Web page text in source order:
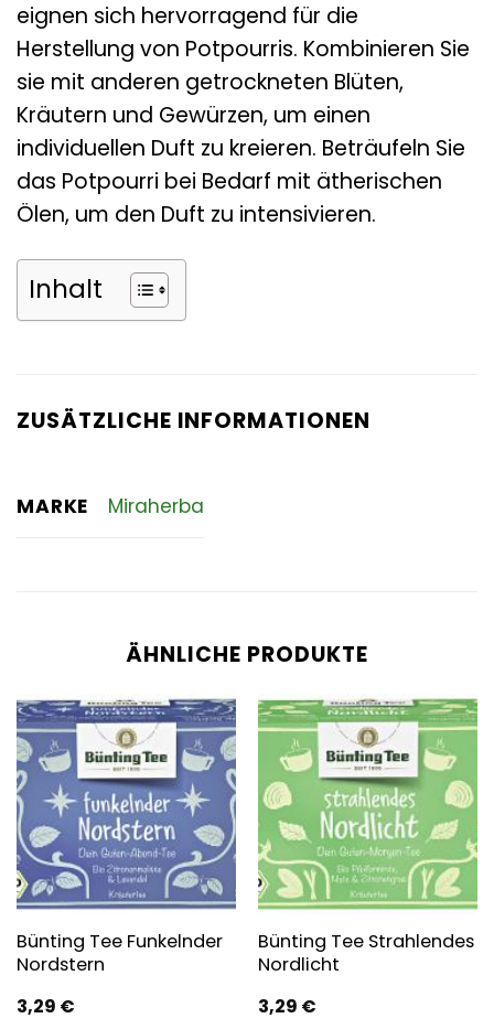
eignen sich hervorragend für die
Herstellung von Potpourris. Kombinieren Sie
sie mit anderen getrockneten Blüten,
Kräutern und Gewürzen, um einen
individuellen Duft zu kreieren. Beträufeln Sie
das Potpourri bei Bedarf mit ätherischen
Ölen, um den Duft zu intensivieren.
Inhalt
ZUSÄTZLICHE INFORMATIONEN
MARKE Miraherba
ÄHNLICHE PRODUKTE
Bünting Tee Funkelnder
Nordstern
3,29 €
Bünting Tee Strahlendes
Nordlicht
3,29 €